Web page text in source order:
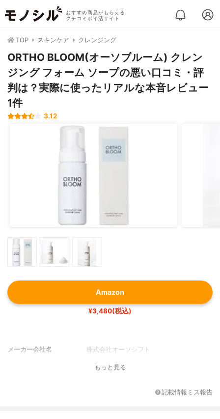
おすすめ商品がもらえる
クチコミポイ活サイト
TOP スキンケア クレンジング
ORTHO BLOOM(オーソブルーム) クレン
ジング フォーム ソープの悪い口コミ・評
判は？実際に使ったリアルな本音レビュー
1件
3.12
Amazon
¥3,480(税込)
メーカー会社名 株式会社オーソシフト
もっと見る
記載情報ミス報告